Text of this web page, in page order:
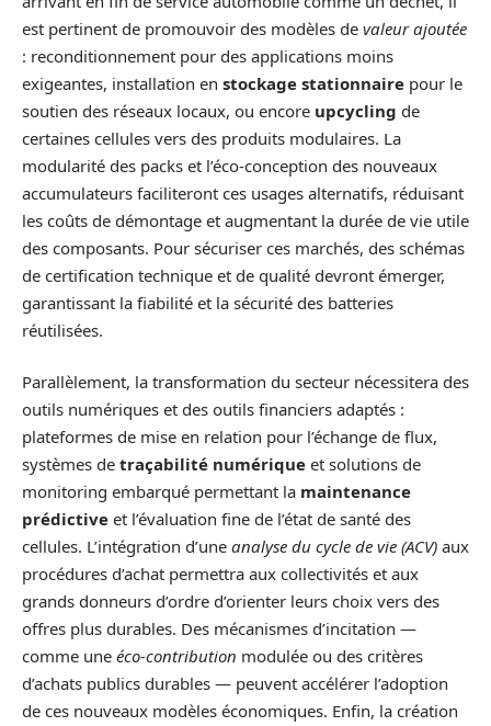
est pertinent de promouvoir des modèles de valeur ajoutée
: reconditionnement pour des applications moins
exigeantes, installation en stockage stationnaire pour le
soutien des réseaux locaux, ou encore upcycling de
certaines cellules vers des produits modulaires. La
modularité des packs et l’éco‑conception des nouveaux
accumulateurs faciliteront ces usages alternatifs, réduisant
les coûts de démontage et augmentant la durée de vie utile
des composants. Pour sécuriser ces marchés, des schémas
de certification technique et de qualité devront émerger,
garantissant la fiabilité et la sécurité des batteries
réutilisées.
Parallèlement, la transformation du secteur nécessitera des
outils numériques et des outils financiers adaptés :
plateformes de mise en relation pour l’échange de flux,
systèmes de traçabilité numérique et solutions de
monitoring embarqué permettant la maintenance
prédictive et l’évaluation fine de l’état de santé des
cellules. L’intégration d’une analyse du cycle de vie (ACV) aux
procédures d’achat permettra aux collectivités et aux
grands donneurs d’ordre d’orienter leurs choix vers des
offres plus durables. Des mécanismes d’incitation —
comme une éco‑contribution modulée ou des critères
d’achats publics durables — peuvent accélérer l’adoption
de ces nouveaux modèles économiques. Enfin, la création